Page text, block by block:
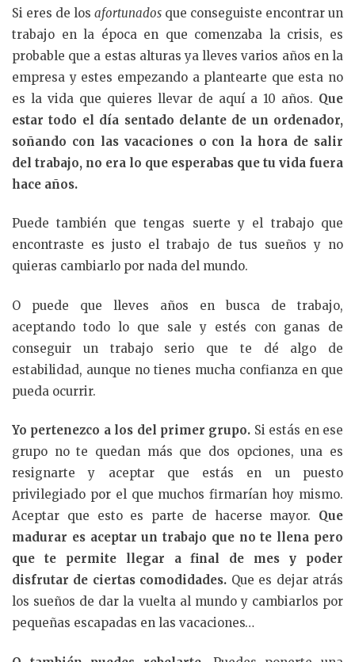
Si eres de los afortunados que conseguiste encontrar un
trabajo en la época en que comenzaba la crisis, es
probable que a estas alturas ya lleves varios años en la
empresa y estes empezando a plantearte que esta no
es la vida que quieres llevar de aquí a 10 años. Que
estar todo el día sentado delante de un ordenador,
soñando con las vacaciones o con la hora de salir
del trabajo, no era lo que esperabas que tu vida fuera
hace años.
Puede también que tengas suerte y el trabajo que
encontraste es justo el trabajo de tus sueños y no
quieras cambiarlo por nada del mundo.
O puede que lleves años en busca de trabajo,
aceptando todo lo que sale y estés con ganas de
conseguir un trabajo serio que te dé algo de
estabilidad, aunque no tienes mucha confianza en que
pueda ocurrir.
Yo pertenezco a los del primer grupo. Si estás en ese
grupo no te quedan más que dos opciones, una es
resignarte y aceptar que estás en un puesto
privilegiado por el que muchos firmarían hoy mismo.
Aceptar que esto es parte de hacerse mayor. Que
madurar es aceptar un trabajo que no te llena pero
que te permite llegar a final de mes y poder
disfrutar de ciertas comodidades. Que es dejar atrás
los sueños de dar la vuelta al mundo y cambiarlos por
pequeñas escapadas en las vacaciones…